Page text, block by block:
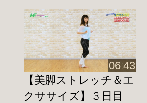
★田中咲百合インストラ
田中咲百合の【美と健康
fitness24.jp/1186
田中咲百合の【美と健康
fitness24.jp/1187
06:43
【美脚ストレッチ＆エ
クササイズ】３日目